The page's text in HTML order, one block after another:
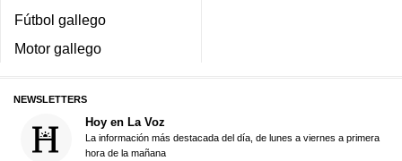
Fútbol gallego
Motor gallego
NEWSLETTERS
Hoy en La Voz
La información más destacada del día, de lunes a viernes a primera
hora de la mañana